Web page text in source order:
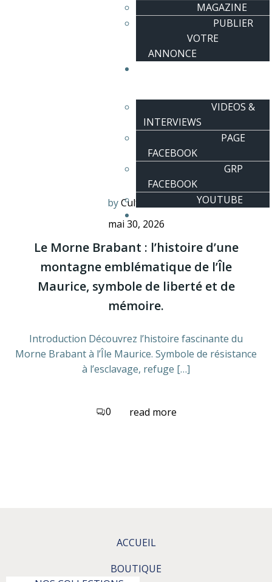
MAGAZINE
PUBLIER
VOTRE
ANNONCE
VIDEOS &
INTERVIEWS
PAGE
FACEBOOK
GRP
FACEBOOK
YOUTUBE
byCulturiles
mai 30, 2026
Le Morne Brabant : l’histoire d’une
montagne emblématique de l’Île
Maurice, symbole de liberté et de
mémoire.
Introduction Découvrez l’histoire fascinante du
Morne Brabant à l’Île Maurice. Symbole de résistance
à l’esclavage, refuge […]
0 read more
ACCUEIL
BOUTIQUE